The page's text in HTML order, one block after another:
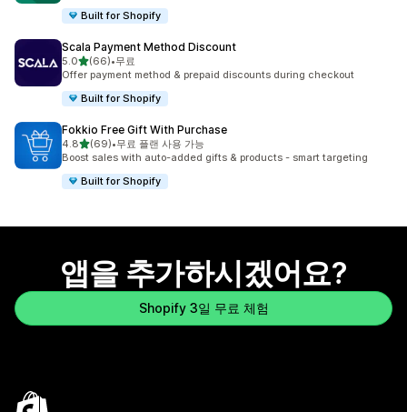
Built for Shopify
Scala Payment Method Discount
5.0별 5개 중
(66)
총 리뷰 66개
•무료
Offer payment method & prepaid discounts during checkout
Built for Shopify
Fokkio Free Gift With Purchase
4.8별 5개 중
(69)
총 리뷰 69개
•무료 플랜 사용 가능
Boost sales with auto-added gifts & products - smart targeting
Built for Shopify
앱을 추가하시겠어요?
Shopify 3일 무료 체험